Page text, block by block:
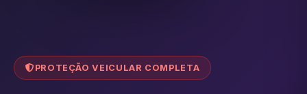
PROTEÇÃO VEICULAR COMPLETA